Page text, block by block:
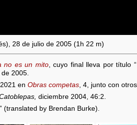
28 de julio de 2005 (1h 22 m)
no es un mito, cuyo final lleva por título
2005.
en Obras competas , 4, junto con
diciembre 2004, 46:2.
” (translated by Brendan Burke).